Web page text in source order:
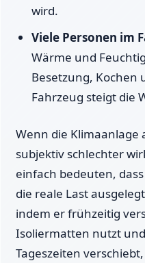
wird.
Viele Personen im
Wärme und
Besetzung, Kochen
Fahrzeug steigt die
Wenn die Klimaanlage
subjektiv schlechter
einfach bedeuten,
die reale Last
indem er frühzeitig
Isoliermatten nutzt
Tageszeiten